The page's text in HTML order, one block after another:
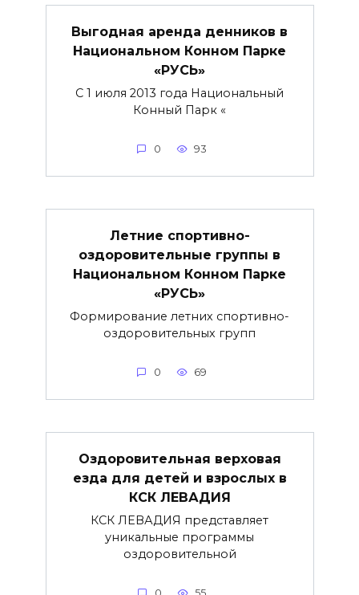
Выгодная аренда денников в
Национальном Конном Парке
«РУСЬ»
С 1 июля 2013 года Национальный
Конный Парк «
0 93
Летние спортивно-
оздоровительные группы в
Национальном Конном Парке
«РУСЬ»
Формирование летних спортивно-
оздоровительных групп
0 69
Оздоровительная верховая
езда для детей и взрослых в
КСК ЛЕВАДИЯ
КСК ЛЕВАДИЯ представляет
уникальные программы
оздоровительной